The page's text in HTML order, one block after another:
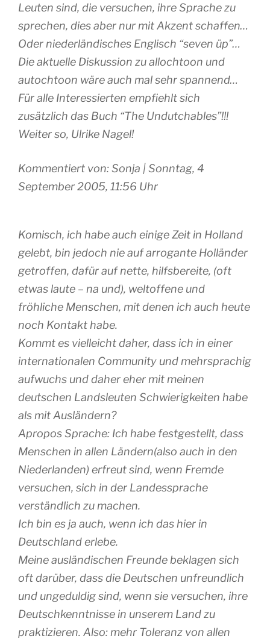
Leuten sind, die versuchen, ihre Sprache zu
sprechen, dies aber nur mit Akzent schaffen…
Oder niederländisches Englisch “seven üp”…
Die aktuelle Diskussion zu allochtoon und
autochtoon wäre auch mal sehr spannend…
Für alle Interessierten empfiehlt sich
zusätzlich das Buch “The Undutchables”!!!
Weiter so, Ulrike Nagel!
Kommentiert von: Sonja | Sonntag, 4
September 2005, 11:56 Uhr
Komisch, ich habe auch einige Zeit in Holland
gelebt, bin jedoch nie auf arrogante Holländer
getroffen, dafür auf nette, hilfsbereite, (oft
etwas laute – na und), weltoffene und
fröhliche Menschen, mit denen ich auch heute
noch Kontakt habe.
Kommt es vielleicht daher, dass ich in einer
internationalen Community und mehrsprachig
aufwuchs und daher eher mit meinen
deutschen Landsleuten Schwierigkeiten habe
als mit Ausländern?
Apropos Sprache: Ich habe festgestellt, dass
Menschen in allen Ländern(also auch in den
Niederlanden) erfreut sind, wenn Fremde
versuchen, sich in der Landessprache
verständlich zu machen.
Ich bin es ja auch, wenn ich das hier in
Deutschland erlebe.
Meine ausländischen Freunde beklagen sich
oft darüber, dass die Deutschen unfreundlich
und ungeduldig sind, wenn sie versuchen, ihre
Deutschkenntnisse in unserem Land zu
praktizieren. Also: mehr Toleranz von allen